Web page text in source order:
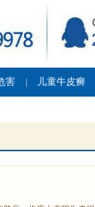
害 儿童牛皮癣